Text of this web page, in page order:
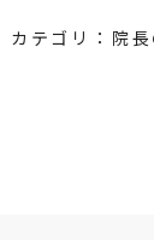
カテゴリ： 院